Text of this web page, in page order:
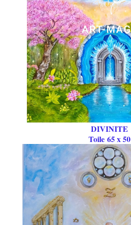
DIVINITE
Toile 65 x 50